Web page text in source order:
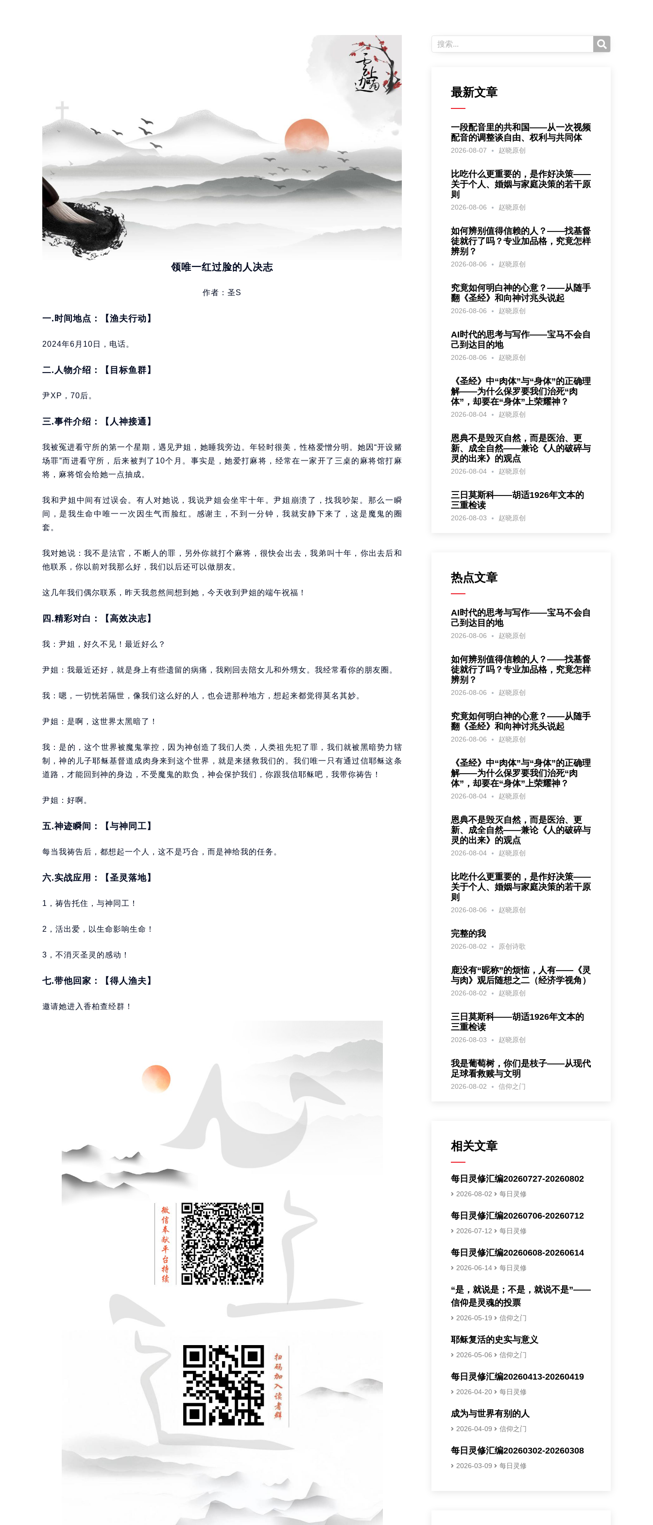
领唯一红过脸的人决志
作者：圣S
一.时间地点：【渔夫行动】
2024年6月10日，电话。
二.人物介绍：【目标鱼群】
尹XP，70后。
三.事件介绍：【人神接通】
我被冤进看守所的第一个星期，遇见尹姐，她睡我旁边。年轻时很美，性格爱憎分明。她因“开设赌
场罪”而进看守所，后来被判了10个月。事实是，她爱打麻将，经常在一家开了三桌的麻将馆打麻
将，麻将馆会给她一点抽成。
我和尹姐中间有过误会。有人对她说，我说尹姐会坐牢十年。尹姐崩溃了，找我吵架。那么一瞬
间，是我生命中唯一一次因生气而脸红。感谢主，不到一分钟，我就安静下来了，这是魔鬼的圈
套。
我对她说：我不是法官，不断人的罪，另外你就打个麻将，很快会出去，我弟叫十年，你出去后和
他联系，你以前对我那么好，我们以后还可以做朋友。
这几年我们偶尔联系，昨天我忽然间想到她，今天收到尹姐的端午祝福！
四.精彩对白：【高效决志】
我：尹姐，好久不见！最近好么？
尹姐：我最近还好，就是身上有些遗留的病痛，我刚回去陪女儿和外甥女。我经常看你的朋友圈。
我：嗯，一切恍若隔世，像我们这么好的人，也会进那种地方，想起来都觉得莫名其妙。
尹姐：是啊，这世界太黑暗了！
我：是的，这个世界被魔鬼掌控，因为神创造了我们人类，人类祖先犯了罪，我们就被黑暗势力辖
制，神的儿子耶稣基督道成肉身来到这个世界，就是来拯救我们的。我们唯一只有通过信耶稣这条
道路，才能回到神的身边，不受魔鬼的欺负，神会保护我们，你跟我信耶稣吧，我带你祷告！
尹姐：好啊。
五.神迹瞬间：【与神同工】
每当我祷告后，都想起一个人，这不是巧合，而是神给我的任务。
六.实战应用：【圣灵落地】
1，祷告托住，与神同工！
2，活出爱，以生命影响生命！
3，不消灭圣灵的感动！
七.带他回家：【得人渔夫】
邀请她进入香柏查经群！
最新文章
一段配音里的共和国——从一次视频
配音的调整谈自由、权利与共同体
2026-08-07 赵晓原创
比吃什么更重要的，是作好决策——
关于个人、婚姻与家庭决策的若干原
则
2026-08-06 赵晓原创
如何辨别值得信赖的人？——找基督
徒就行了吗？专业加品格，究竟怎样
辨别？
2026-08-06 赵晓原创
究竟如何明白神的心意？——从随手
翻《圣经》和向神讨兆头说起
2026-08-06 赵晓原创
AI时代的思考与写作——宝马不会自
己到达目的地
2026-08-06 赵晓原创
《圣经》中“肉体”与“身体”的正确理
解——为什么保罗要我们治死“肉
体”，却要在“身体”上荣耀神？
2026-08-04 赵晓原创
恩典不是毁灭自然，而是医治、更
新、成全自然——兼论《人的破碎与
灵的出来》的观点
2026-08-04 赵晓原创
三日莫斯科——胡适1926年文本的
三重检读
2026-08-03 赵晓原创
热点文章
AI时代的思考与写作——宝马不会自
己到达目的地
2026-08-06 赵晓原创
如何辨别值得信赖的人？——找基督
徒就行了吗？专业加品格，究竟怎样
辨别？
2026-08-06 赵晓原创
究竟如何明白神的心意？——从随手
翻《圣经》和向神讨兆头说起
2026-08-06 赵晓原创
《圣经》中“肉体”与“身体”的正确理
解——为什么保罗要我们治死“肉
体”，却要在“身体”上荣耀神？
2026-08-04 赵晓原创
恩典不是毁灭自然，而是医治、更
新、成全自然——兼论《人的破碎与
灵的出来》的观点
2026-08-04 赵晓原创
比吃什么更重要的，是作好决策——
关于个人、婚姻与家庭决策的若干原
则
2026-08-06 赵晓原创
完整的我
2026-08-02 原创诗歌
鹿没有“昵称”的烦恼，人有——《灵
与肉》观后随想之二（经济学视角）
2026-08-02 赵晓原创
三日莫斯科——胡适1926年文本的
三重检读
2026-08-03 赵晓原创
我是葡萄树，你们是枝子——从现代
足球看救赎与文明
2026-08-02 信仰之门
相关文章
每日灵修汇编20260727-20260802
2026-08-02 每日灵修
每日灵修汇编20260706-20260712
2026-07-12 每日灵修
每日灵修汇编20260608-20260614
2026-06-14 每日灵修
“是，就说是；不是，就说不是”——
信仰是灵魂的投票
2026-05-19 信仰之门
耶稣复活的史实与意义
2026-05-06 信仰之门
每日灵修汇编20260413-20260419
2026-04-20 每日灵修
成为与世界有别的人
2026-04-09 信仰之门
每日灵修汇编20260302-20260308
2026-03-09 每日灵修